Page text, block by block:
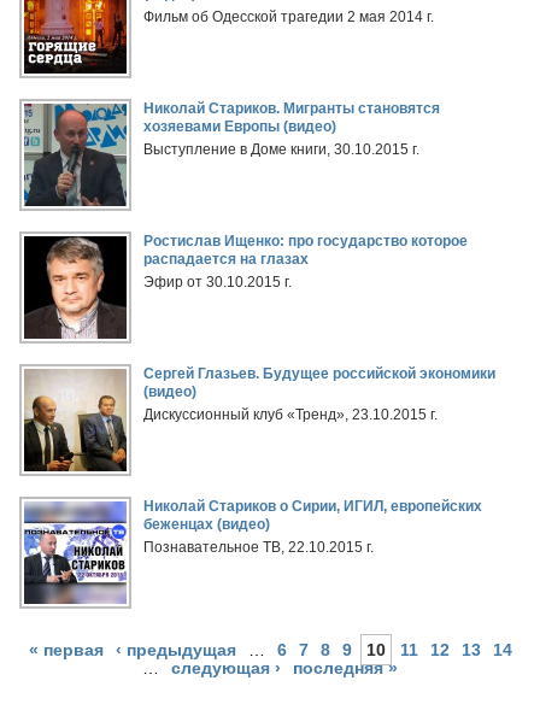
Фильм об Одесской трагедии 2 мая 2014 г.
Николай Стариков. Мигранты становятся
хозяевами Европы (видео)
Выступление в Доме книги, 30.10.2015 г.
Ростислав Ищенко: про государство которое
распадается на глазах
Эфир от 30.10.2015 г.
Сергей Глазьев. Будущее российской экономики
(видео)
Дискуссионный клуб «Тренд», 23.10.2015 г.
Николай Стариков о Сирии, ИГИЛ, европейских
беженцах (видео)
Познавательное ТВ, 22.10.2015 г.
« первая ‹ предыдущая 6 7 8 9 10 11 12 13
14
следующая › последняя »